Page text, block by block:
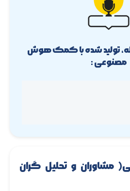
تولید شده با کمک هوش
مصنوعی :
مشاوران و تحلیل گران